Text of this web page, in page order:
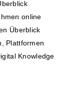
online
Überblick
Plattformen
Knowledge